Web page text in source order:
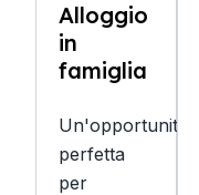
Alloggio
in
famiglia
Un'opportunità
perfetta
per